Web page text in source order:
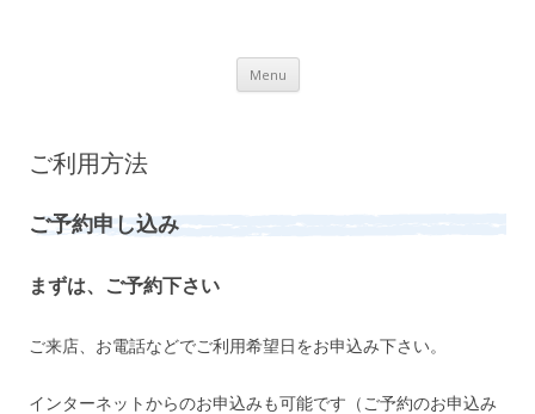
Menu Skip to content
ご利用方法
ご予約申し込み
まずは、ご予約下さい
ご来店、お電話などでご利用希望日をお申込み下さい。
インターネットからのお申込みも可能です（ご予約のお申込み